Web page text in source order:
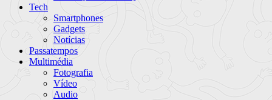
Tech
Smartphones
Gadgets
Notícias
Passatempos
Multimédia
Fotografia
Vídeo
Audio